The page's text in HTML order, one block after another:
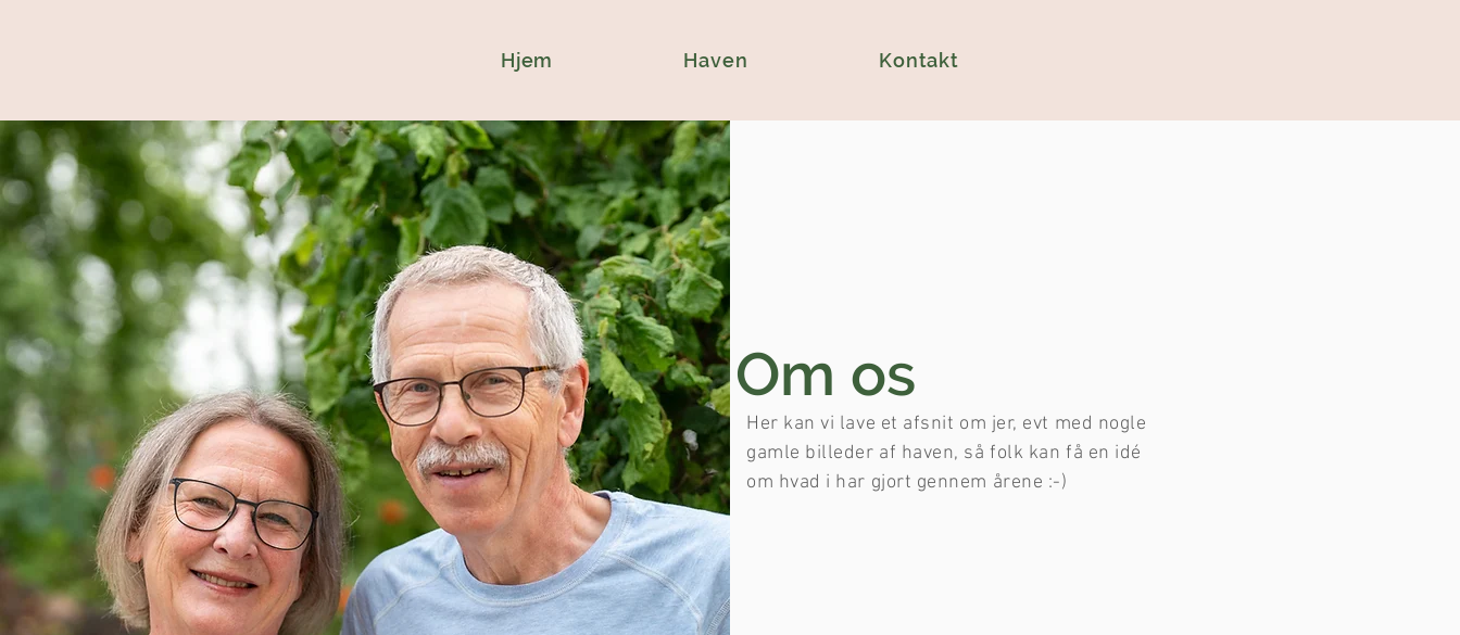
Hjem Haven Kontakt
Om os
Her kan vi lave et afsnit om jer, evt med nogle
gamle billeder af haven, så folk kan få en idé
om hvad i har gjort gennem årene :-)